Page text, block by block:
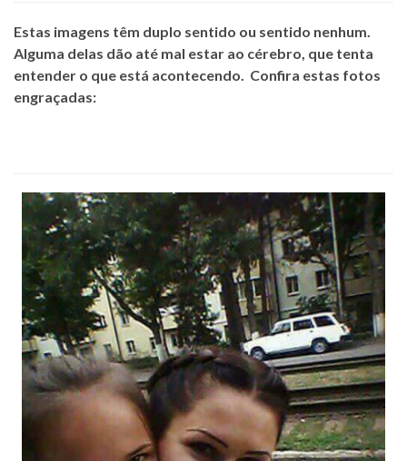
Estas imagens têm duplo sentido ou sentido nenhum.
Alguma delas dão até mal estar ao cérebro, que tenta
entender o que está acontecendo. Confira estas fotos
engraçadas: